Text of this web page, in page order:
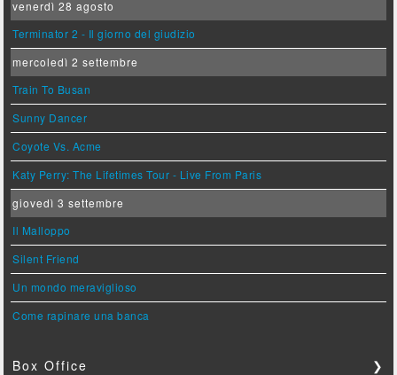
venerdì 28 agosto
Terminator 2 - Il giorno del giudizio
mercoledì 2 settembre
Train To Busan
Sunny Dancer
Coyote Vs. Acme
Katy Perry: The Lifetimes Tour - Live From Paris
giovedì 3 settembre
Il Malloppo
Silent Friend
Un mondo meraviglioso
Come rapinare una banca
Box Office ❯